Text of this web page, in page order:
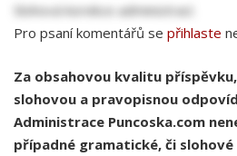
Slohová korekce administrací.
Pro psaní komentářů se přihlaste
Za obsahovou kvalitu
slohovou a pravopisnou
Administrace Puncoska.com
případné gramatické, či